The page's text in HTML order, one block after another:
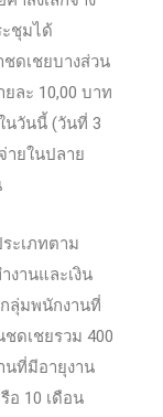
ชุมได้
ดเชยบางส่วน
ละ 10,00 บาท
นวันนี้ (วันที่ 3
ายในปลาย
ะเภทตาม
งานและเงิน
ลุ่มพนักงานที่
ดเชยรวม 400
นที่มีอายุงาน
อ 10 เดือน